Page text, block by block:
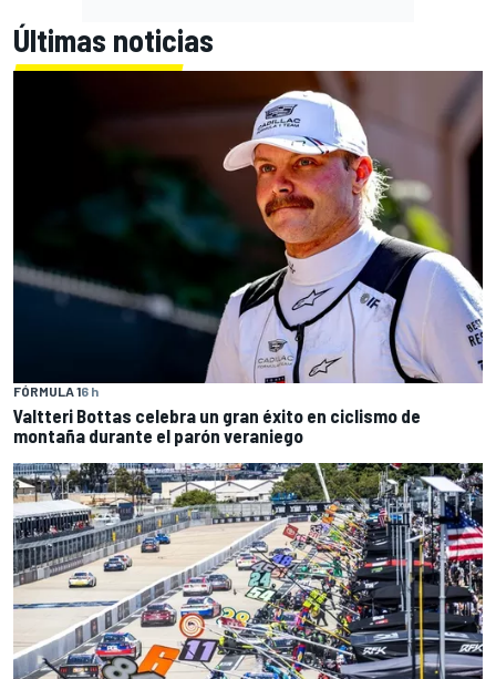
Últimas noticias
FÓRMULA 16 h
Valtteri Bottas celebra un gran éxito en ciclismo de
montaña durante el parón veraniego